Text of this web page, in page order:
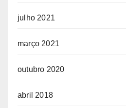
julho 2021
março 2021
outubro 2020
abril 2018